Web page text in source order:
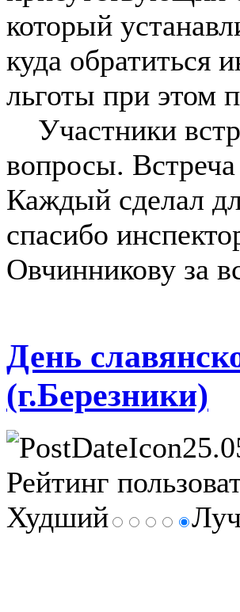
который
куда обратиться
льготы при этом
Участники
вопросы.
Каждый сделал
спасибо
Овчинникову за
День
(г.Березники)
Рейтинг
Худший